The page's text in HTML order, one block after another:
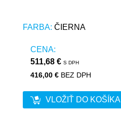
FARBA: ČIERNA
CENA:
511,68 € S DPH
416,00 € BEZ DPH
VLOŽIŤ DO KOŠÍKA